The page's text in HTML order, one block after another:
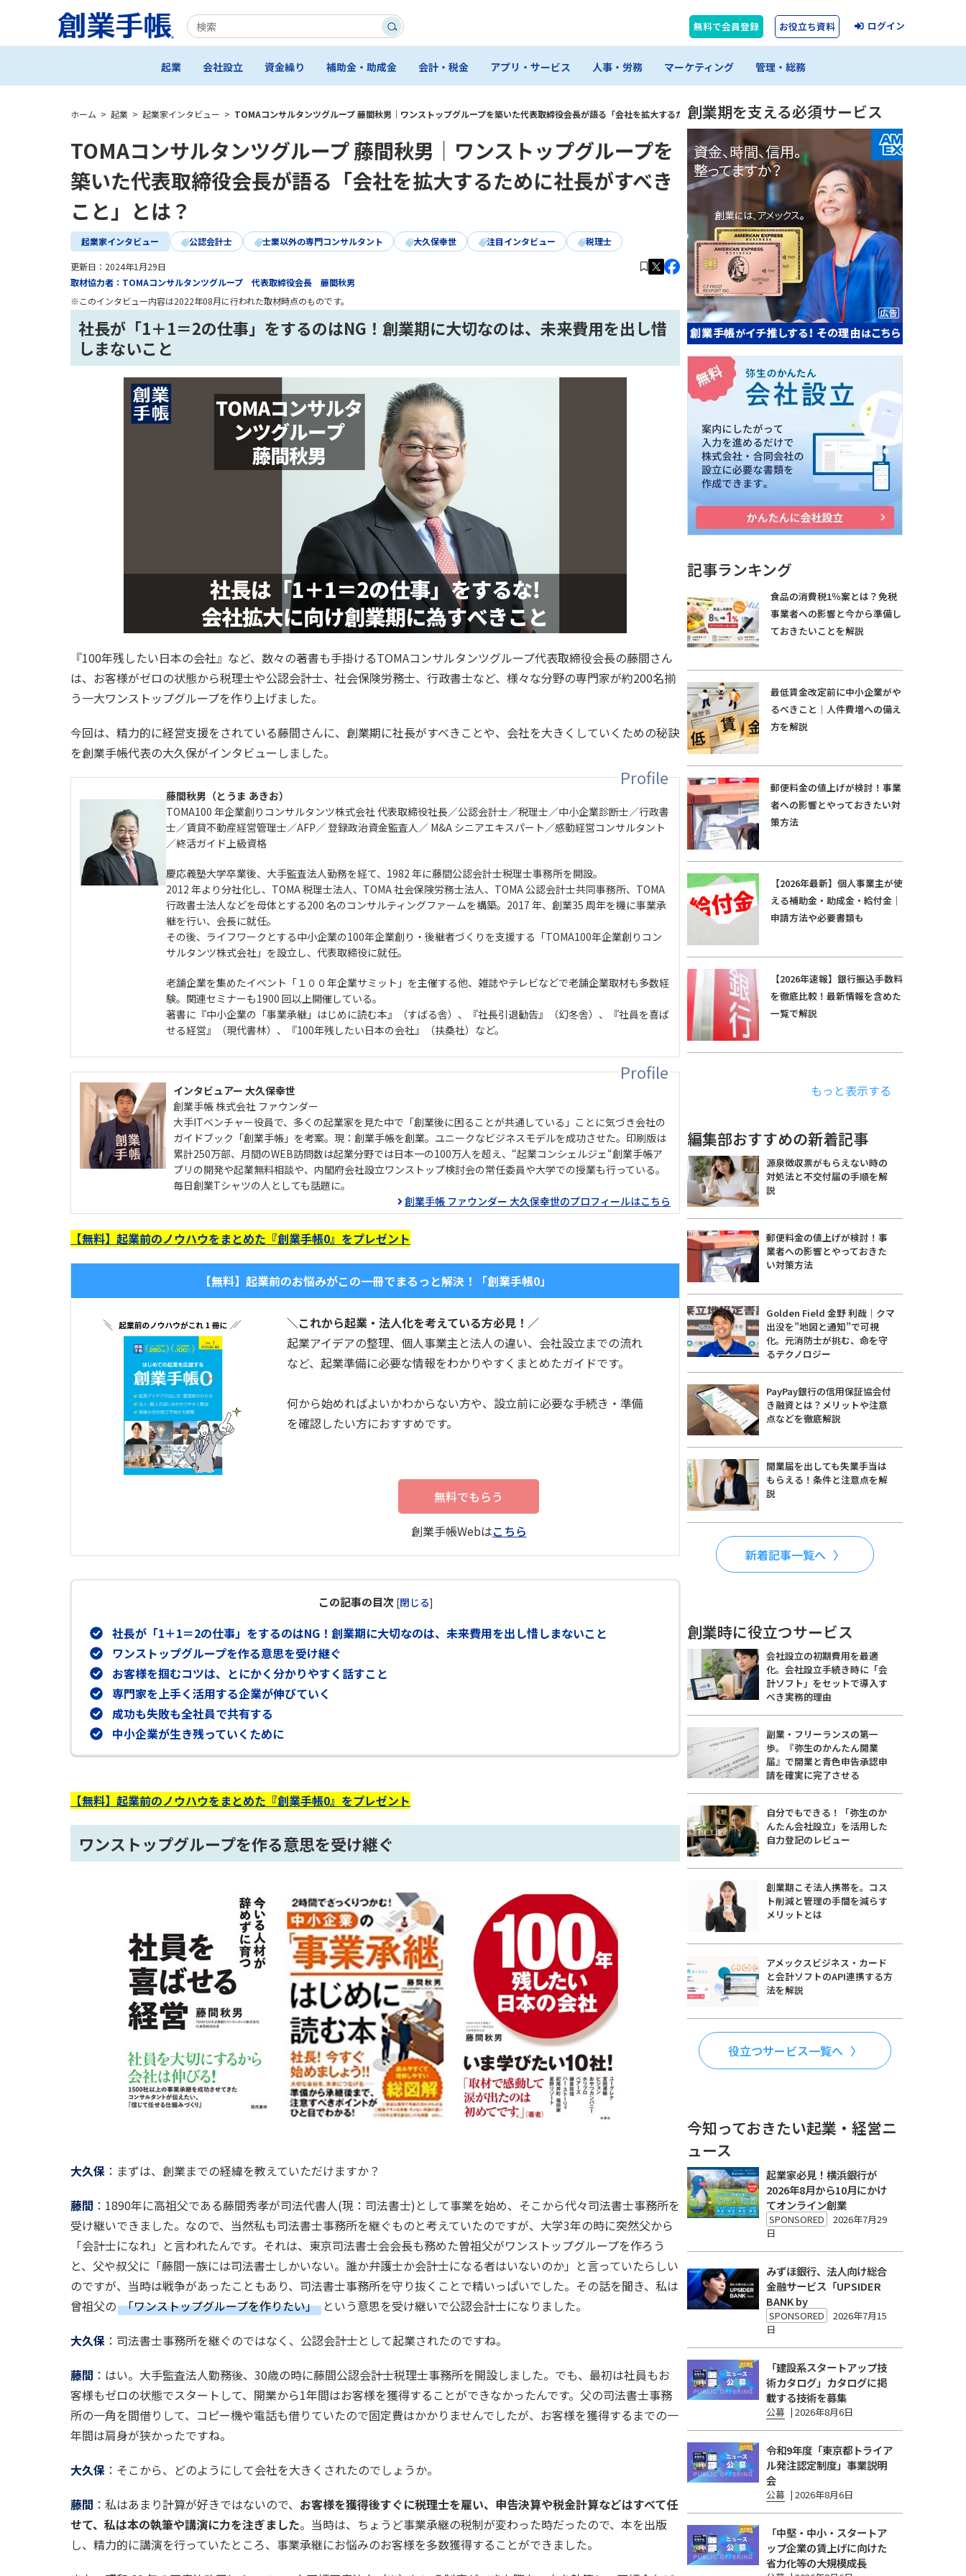
無料で会員登録 お役立ち資料 ログイン
起業 会社設立 資金繰り 補助金・助成金 会計・税金 アプリ・サービス 人事・労務 マーケティング 管理・総務
ホーム > 起業 > 起業家インタビュー > TOMAコンサルタンツグループ 藤間秋男｜ワンストップグループを築いた代表取締役会長が語る「会社を拡大するために社長がすべきこと」とは？
TOMAコンサルタンツグループ 藤間秋男｜ワンストップグループを
築いた代表取締役会長が語る「会社を拡大するために社長がすべき
こと」とは？
起業家インタビュー 公認会計士 士業以外の専門コンサルタント 大久保幸世 注目インタビュー 税理士
取材協力者：TOMAコンサルタンツグループ 代表取締役会長 藤間秋男
更新日： 2024年1月29日
※このインタビュー内容は2022年08月に行われた取材時点のものです。
社長が「1＋1＝2の仕事」をするのはNG！創業期に大切なのは、未来費用を出し惜
しまないこと
『100年残したい日本の会社』など、数々の著書も手掛けるTOMAコンサルタンツグループ代表取締役会長の藤間さん
は、お客様がゼロの状態から税理士や公認会計士、社会保険労務士、行政書士など、様々な分野の専門家が約200名揃
う一大ワンストップグループを作り上げました。
今回は、精力的に経営支援をされている藤間さんに、創業期に社長がすべきことや、会社を大きくしていくための秘訣
を創業手帳代表の大久保がインタビューしました。
藤間秋男（とうま あきお）
TOMA100 年企業創りコンサルタンツ株式会社 代表取締役社長／公認会計士／税理士／中小企業診断士／行政書
士／賃貸不動産経営管理士／AFP／ 登録政治資金監査人／ M&A シニアエキスパート／感動経営コンサルタント
／終活ガイド上級資格
慶応義塾大学卒業後、大手監査法人勤務を経て、1982 年に藤間公認会計士税理士事務所を開設。
2012 年より分社化し、TOMA 税理士法人、TOMA 社会保険労務士法人、TOMA 公認会計士共同事務所、TOMA
行政書士法人などを母体とする200 名のコンサルティングファームを構築。2017 年、創業35 周年を機に事業承
継を行い、会長に就任。
その後、ライフワークとする中小企業の100年企業創り・後継者づくりを支援する「TOMA100年企業創りコン
サルタンツ株式会社」を設立し、代表取締役に就任。
老舗企業を集めたイベント「１００年企業サミット」を主催する他、雑誌やテレビなどで老舗企業取材も多数経
験。関連セミナーも1900 回以上開催している。
著書に『中小企業の「事業承継」はじめに読む本』（すばる舎）、『社長引退勧告』（幻冬舎）、『社員を喜ば
せる経営』（現代書林）、『100年残したい日本の会社』（扶桑社）など。
インタビュアー 大久保幸世
創業手帳 株式会社 ファウンダー
大手ITベンチャー役員で、多くの起業家を見た中で「創業後に困ることが共通している」ことに気づき会社の
ガイドブック「創業手帳」を考案。現：創業手帳を創業。ユニークなビジネスモデルを成功させた。印刷版は
累計250万部、月間のWEB訪問数は起業分野では日本一の100万人を超え、“起業コンシェルジェ“創業手帳ア
プリの開発や起業無料相談や、内閣府会社設立ワンストップ検討会の常任委員や大学での授業も行っている。
毎日創業Tシャツの人としても話題に。
創業手帳 ファウンダー 大久保幸世のプロフィールはこちら
【無料】起業前のノウハウをまとめた『創業手帳0』をプレゼント
【無料】起業前のお悩みがこの一冊でまるっと解決！「創業手帳0」
＼これから起業・法人化を考えている方必見！／
起業アイデアの整理、個人事業主と法人の違い、会社設立までの流れ
など、起業準備に必要な情報をわかりやすくまとめたガイドです。
何から始めればよいかわからない方や、設立前に必要な手続き・準備
を確認したい方におすすめです。
無料でもらう
創業手帳Webはこちら
この記事の目次 [閉じる]
社長が「1＋1＝2の仕事」をするのはNG！創業期に大切なのは、未来費用を出し惜しまないこと
ワンストップグループを作る意思を受け継ぐ
お客様を掴むコツは、とにかく分かりやすく話すこと
専門家を上手く活用する企業が伸びていく
成功も失敗も全社員で共有する
中小企業が生き残っていくために
【無料】起業前のノウハウをまとめた『創業手帳0』をプレゼント
ワンストップグループを作る意思を受け継ぐ
大久保 ：まずは、創業までの経緯を教えていただけますか？
藤間 ：1890年に高祖父である藤間秀孝が司法代書人(現：司法書士)として事業を始め、そこから代々司法書士事務所を
受け継いできました。なので、当然私も司法書士事務所を継ぐものと考えていたのですが、大学3年の時に突然父から
「会計士になれ」と言われたんです。それは、東京司法書士会会長も務めた曽祖父がワンストップグループを作ろう
と、父や叔父に「藤間一族には司法書士しかいない。誰か弁護士か会計士になる者はいないのか」と言っていたらしい
のですが、当時は戦争があったこともあり、司法書士事務所を守り抜くことで精いっぱいでした。その話を聞き、私は
曾祖父の 「ワンストップグループを作りたい」 という意思を受け継いで公認会計士になりました。
大久保 ：司法書士事務所を継ぐのではなく、公認会計士として起業されたのですね。
藤間 ：はい。大手監査法人勤務後、30歳の時に藤間公認会計士税理士事務所を開設しました。でも、最初は社員もお
客様もゼロの状態でスタートして、開業から1年間はお客様を獲得することができなかったんです。父の司法書士事務
所の一角を間借りして、コピー機や電話も借りていたので固定費はかかりませんでしたが、お客様を獲得するまでの一
年間は肩身が狭かったですね。
大久保 ：そこから、どのようにして会社を大きくされたのでしょうか。
藤間 ：私はあまり計算が好きではないので、 お客様を獲得後すぐに税理士を雇い、申告決算や税金計算などはすべて任
せて、私は本の執筆や講演に力を注ぎました。当時は、ちょうど事業承継の税制が変わった時だったので、本を出版
し、精力的に講演を行っていたところ、事業承継にお悩みのお客様を多数獲得することができました。
創業期を支える必須サービス
記事ランキング
食品の消費税1％案とは？免税
事業者への影響と今から準備し
ておきたいことを解説
最低賃金改定前に中小企業がや
るべきこと｜人件費増への備え
方を解説
郵便料金の値上げが検討！事業
者への影響とやっておきたい対
策方法
【2026年最新】個人事業主が使
える補助金・助成金・給付金｜
申請方法や必要書類も
【2026年速報】銀行振込手数料
を徹底比較！最新情報を含めた
一覧で解説
もっと表示する
編集部おすすめの新着記事
源泉徴収票がもらえない時の
対処法と不交付届の手順を解
説
郵便料金の値上げが検討！事
業者への影響とやっておきた
い対策方法
Golden Field 金野 利哉｜クマ
出没を”地図と通知”で可視
化。元消防士が挑む、命を守
るテクノロジー
PayPay銀行の信用保証協会付
き融資とは？メリットや注意
点などを徹底解説
開業届を出しても失業手当は
もらえる！条件と注意点を解
説
新着記事一覧へ
創業時に役立つサービス
会社設立の初期費用を最適
化。会社設立手続き時に「会
計ソフト」をセットで導入す
べき実務的理由
副業・フリーランスの第一
歩。『弥生のかんたん開業
届』で開業と青色申告承認申
請を確実に完了させる
自分でもできる！「弥生のか
んたん会社設立」を活用した
自力登記のレビュー
創業期こそ法人携帯を。コス
ト削減と管理の手間を減らす
メリットとは
アメックスビジネス・カード
と会計ソフトのAPI連携する方
法を解説
役立つサービス一覧へ
今知っておきたい起業・経営ニ
ュース
起業家必見！横浜銀行が
2026年8月から10月にかけ
てオンライン創業
SPONSORED
2026年7月29
日
みずほ銀行、法人向け総合
金融サービス「UPSIDER
BANK by
SPONSORED
2026年7月15
日
「建設系スタートアップ技
術カタログ」カタログに掲
載する技術を募集
公募 | 2026年8月6日
令和9年度「東京都トライア
ル発注認定制度」事業説明
会
公募 | 2026年8月6日
「中堅・中小・スタートア
ップ企業の賃上げに向けた
省力化等の大規模成長